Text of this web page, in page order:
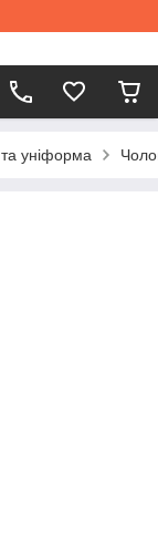
уніформа